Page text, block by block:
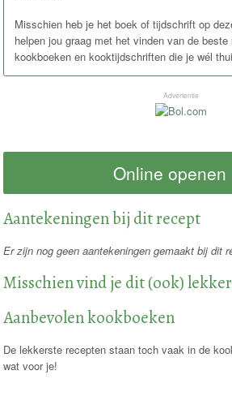
Misschien heb je het boek of tijdschrift op
helpen jou graag met het vinden van de
kookboeken en kooktijdschriften die je wél
Advertentie
Online
Aantekeningen bij dit recept
Er zijn nog geen aantekeningen gemaakt bij dit
Misschien vind je dit (ook)
Aanbevolen kookboeken
De lekkerste recepten staan toch vaak in de
wat voor je!